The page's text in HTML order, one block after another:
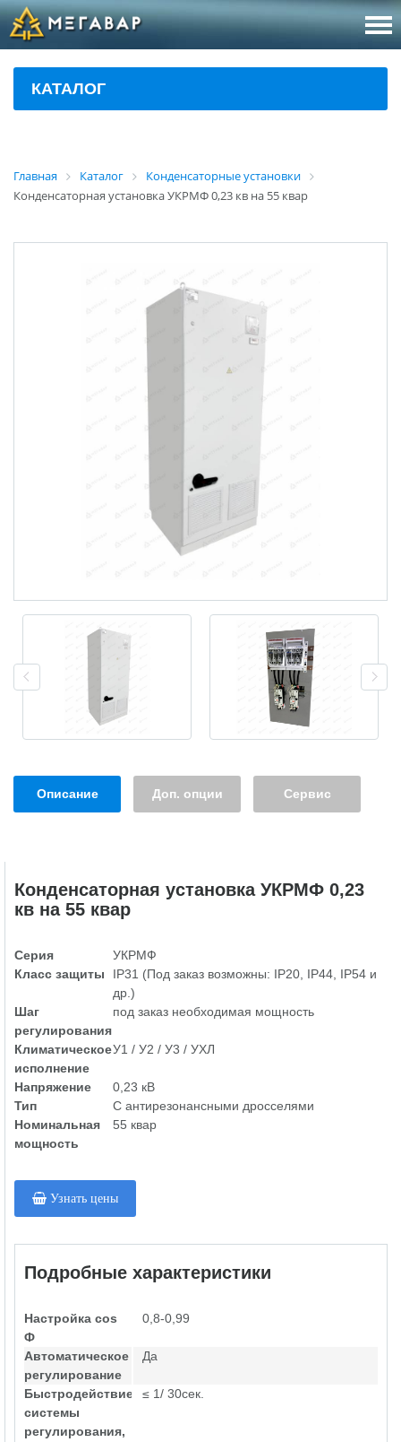
8
КАТАЛОГ
Главная Каталог
Конденсаторные установки
Конденсаторная установка УКРМФ 0,23 кв на 55 квар
Описание Доп. опции Сервис
Конденсаторная установка УКРМФ 0,23
кв на 55 квар
Серия
УКРМФ
Класс защиты
IP31 (Под заказ возможны: IP20, IP44, IP54 и
др.)
Шаг
регулирования
под заказ необходимая мощность
Климатическое
исполнение
У1 / У2 / У3 / УХЛ
Напряжение
0,23 кВ
Тип
С антирезонансными дросселями
Номинальная
мощность
55 квар
Узнать цены
Подробные характеристики
Настройка cos
Ф
0,8-0,99
Автоматическое
регулирование
Да
Быстродействие
системы
регулирования,
≤ 1/ 30сек.